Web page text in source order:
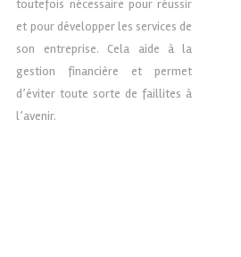
toutefois nécessaire pour réussir
et pour développer les services de
son entreprise. Cela aide à la
gestion financière et permet
d’éviter toute sorte de faillites à
l’avenir.